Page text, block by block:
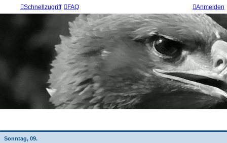
Schnellzugriff FAQ Anmelden
Sonntag, 09.